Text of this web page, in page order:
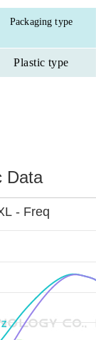
Packaging type
Plastic type
Data
Z
- Freq